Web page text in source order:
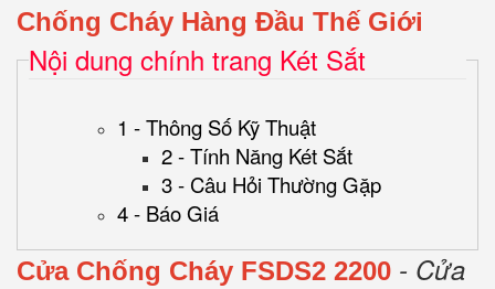
Chống Cháy Hàng Đầu Thế Giới
Nội dung chính trang Két Sắt
1 - Thông Số Kỹ Thuật
2 - Tính Năng Két Sắt
3 - Câu Hỏi Thường Gặp
4 - Báo Giá
Cửa Chống Cháy FSDS2 2200 - Cửa